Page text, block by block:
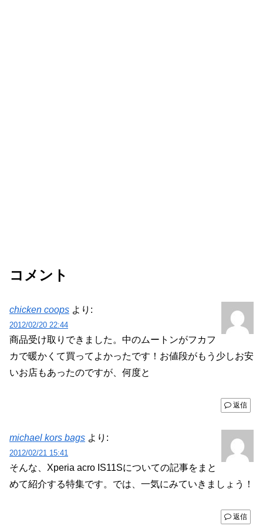
コメント
chicken coops より:
2012/02/20 22:44
商品受け取りできました。中のムートンがフカフ
カで暖かくて買ってよかったです！お値段がもう少しお安
いお店もあったのですが、何度と
返信
michael kors bags より:
2012/02/21 15:41
そんな、Xperia acro IS11Sについての記事をまと
めて紹介する特集です。では、一気にみていきましょう！
返信